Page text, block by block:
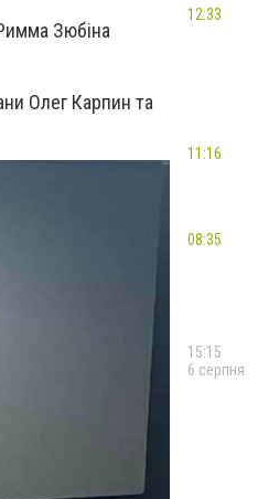
Зюбіна
Олег Карпин та
12:33
11:16
08:35
15:15
6 серпня